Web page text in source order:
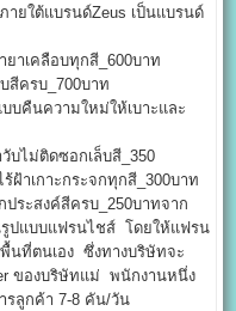
ต้แบรนด์Zeus เป็นแบรนด์
เคลือบทุกสี_600บาท
รบ_700บาท
คืนความใหม่ให้เบาะและ
ม่ติดซอกเล็บสี_350
เกาะกระจกทุกสี_300บาท
สงค์สีครบ_250บาทจาก
แบบแฟรนไชส์ โดยให้แฟรน
นที่ตนเอง ซึ่งทางบริษัทจะ
ของบริษัทแม่ พนักงานหนึ่ง
รลูกค้า 7-8 คัน/วัน